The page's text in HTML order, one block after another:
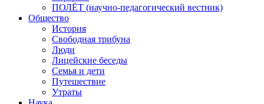
ПОЛЁТ (научно-педагогический вестник)
Общество
История
Свободная трибуна
Люди
Лицейские беседы
Семья и дети
Путешествие
Утраты